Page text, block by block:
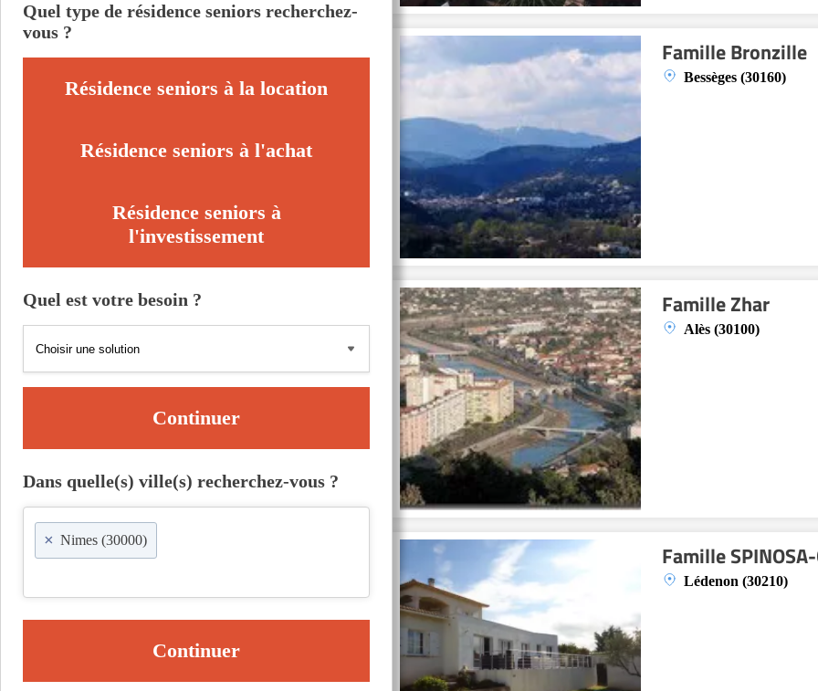
Famille Bronzille
Bessèges (30160)
Famille Zhar
Alès (30100)
Famille SPINOSA-
Lédenon (30210)
Quel type de résidence seniors recherchez-
vous ?
Résidence seniors à la location
Résidence seniors à l'achat
Résidence seniors à
l'investissement
Quel est votre besoin ?
Continuer
Dans quelle(s) ville(s) recherchez-vous ?
× Nimes (30000)
Continuer